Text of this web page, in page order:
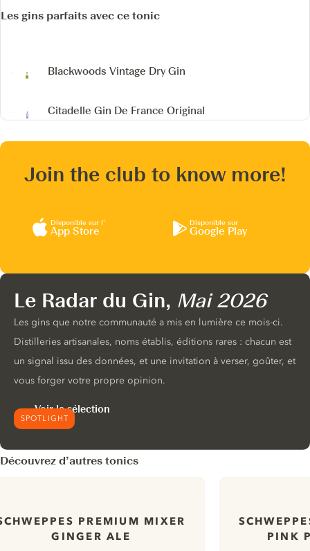
Les gins parfaits avec ce tonic
Blackwoods Vintage Dry Gin
Citadelle Gin De France Original
Join the club to know more!
Disponible sur l’
App Store
Disponible sur
Google Play
SPOTLIGHT
Le Radar du Gin, Mai 2026
Les gins que notre communauté a mis en lumière ce mois-ci.
Distilleries artisanales, noms établis, éditions rares : chacun est
un signal issu des données, et une invitation à verser, goûter, et
vous forger votre propre opinion.
Voir la sélection
Découvrez d’autres tonics
PREMIUM MIXER
GINGER ALE
PINK